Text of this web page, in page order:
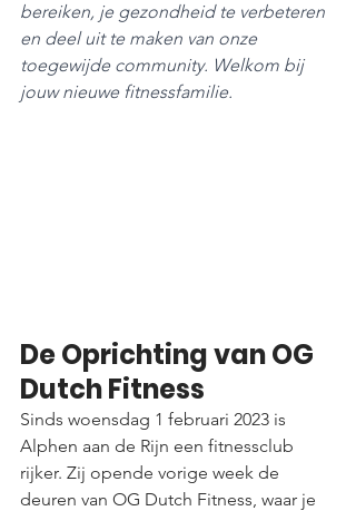
bereiken, je gezondheid te verbeteren
en deel uit te maken van onze
toegewijde community. Welkom bij
jouw nieuwe fitnessfamilie.
De Oprichting van OG
Dutch Fitness
Sinds woensdag 1 februari 2023 is
Alphen aan de Rijn een fitnessclub
rijker. Zij opende vorige week de
deuren van OG Dutch Fitness, waar je